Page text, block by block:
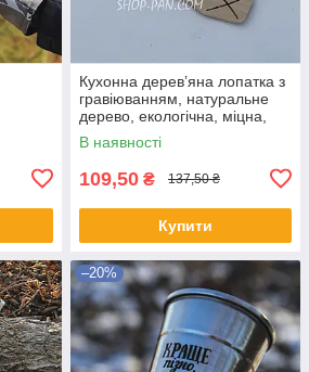
Кухонна дерев’яна лопатка з
гравіюванням, натуральне
дерево, екологічна, міцна,
зручна для приготування,
кухонне приладдя
В наявності
109,50 ₴ 137,50 ₴
Купити
–20%